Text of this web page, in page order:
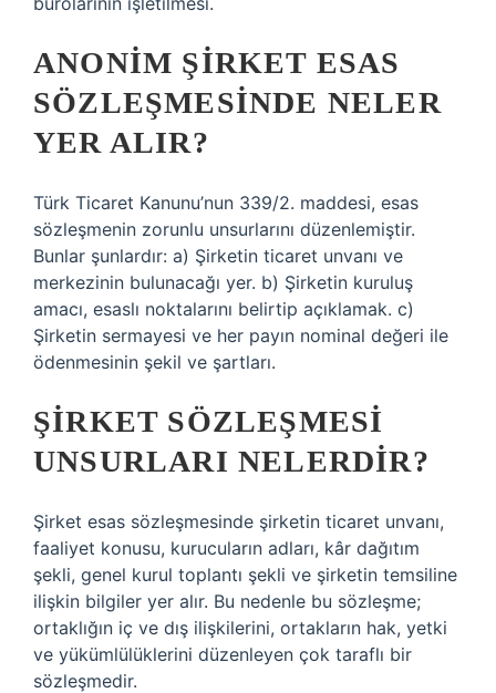
ANONIM ŞIRKET ESAS
SÖZLEŞMESINDE NELER
YER ALIR?
Türk Ticaret Kanunu’nun 339/2. maddesi, esas
sözleşmenin zorunlu unsurlarını düzenlemiştir.
Bunlar şunlardır: a) Şirketin ticaret unvanı ve
merkezinin bulunacağı yer. b) Şirketin kuruluş
amacı, esaslı noktalarını belirtip açıklamak. c)
Şirketin sermayesi ve her payın nominal değeri ile
ödenmesinin şekil ve şartları.
ŞIRKET SÖZLEŞMESI
UNSURLARI NELERDIR?
Şirket esas sözleşmesinde şirketin ticaret unvanı,
faaliyet konusu, kurucuların adları, kâr dağıtım
şekli, genel kurul toplantı şekli ve şirketin temsiline
ilişkin bilgiler yer alır. Bu nedenle bu sözleşme;
ortaklığın iç ve dış ilişkilerini, ortakların hak, yetki
ve yükümlülüklerini düzenleyen çok taraflı bir
sözleşmedir.